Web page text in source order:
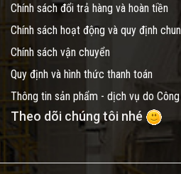
Chính sách đổi trả hàng và hoàn tiền
Chính sách hoạt động và quy định
Chính sách vận chuyển
Quy định và hình thức thanh toán
Thông tin sản phẩm - dịch vụ do
Theo dõi chúng tôi nhé